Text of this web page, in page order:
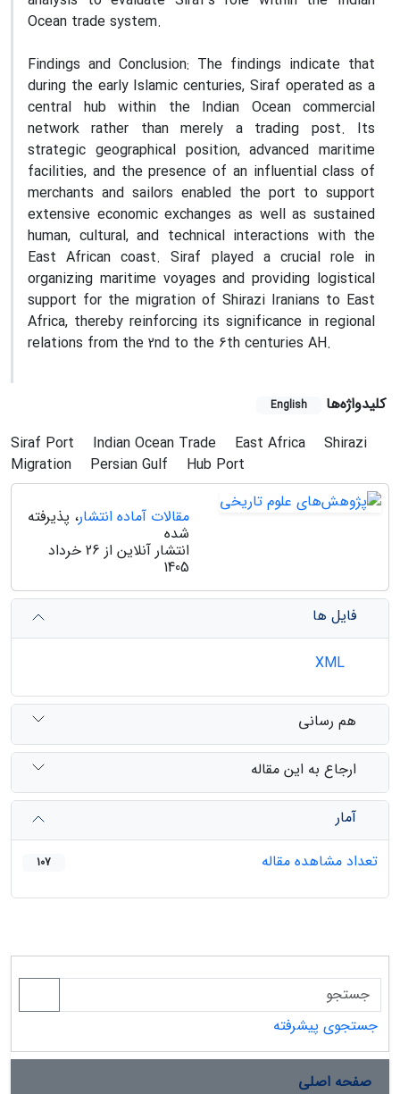
Ocean trade system.
Findings and Conclusion: The findings indicate that
during the early Islamic centuries, Siraf operated as a
central hub within the Indian Ocean commercial
network rather than merely a trading post. Its
strategic geographical position, advanced maritime
facilities, and the presence of an influential class of
merchants and sailors enabled the port to support
extensive economic exchanges as well as sustained
human, cultural, and technical interactions with the
East African coast. Siraf played a crucial role in
organizing maritime voyages and providing logistical
support for the migration of Shirazi Iranians to East
Africa, thereby reinforcing its significance in regional
relations from the 2nd to the 6th centuries AH.
کلیدواژه‌ها English
Siraf Port Indian Ocean Trade East Africa
Shirazi
Migration
Persian Gulf Hub Port
مقالات آماده انتشار، پذیرفته
شده
انتشار آنلاین از 26 خرداد
1405
فایل ها
هم رسانی
ارجاع به این مقاله
آمار
تعداد مشاهده مقاله
107
جستجوی پیشرفته
صفحه اصلی